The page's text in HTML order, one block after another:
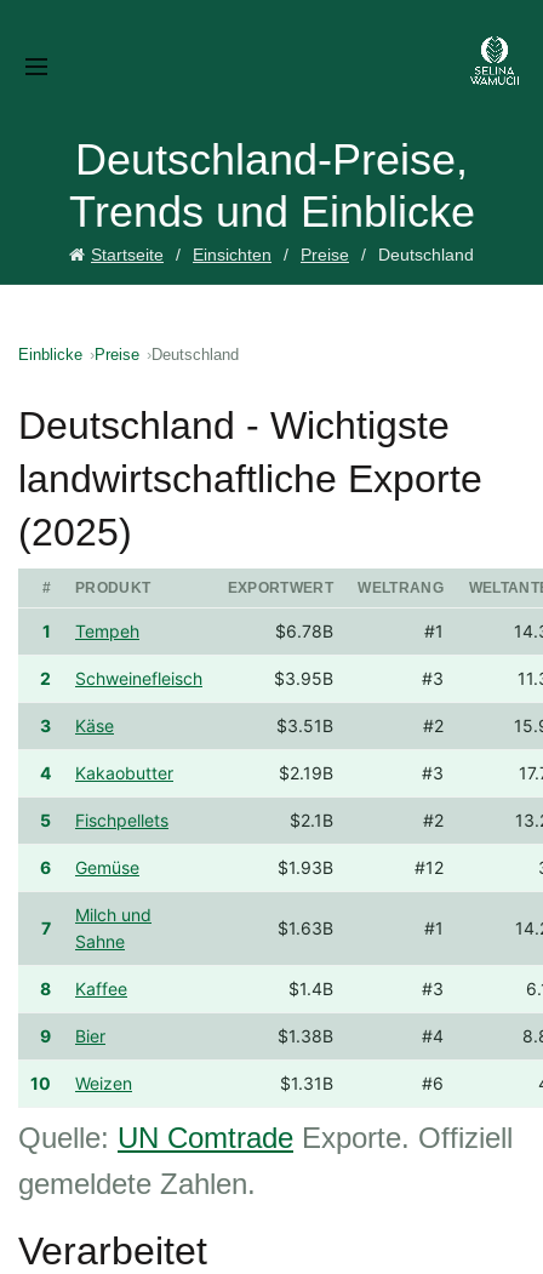
Deutschland-Preise,
Trends und Einblicke
Startseite Einsichten Preise Deutschland
Einblicke Preise Deutschland
Deutschland - Wichtigste
landwirtschaftliche Exporte
(2025)
# PRODUKT EXPORTWERT WELTRANG
1 Tempeh $6.78B #1
2 Schweinefleisch $3.95B #3
3 Käse $3.51B #2
4 Kakaobutter $2.19B #3
5 Fischpellets $2.1B #2
6 Gemüse $1.93B #12
7
Milch und
Sahne
$1.63B #1
8 Kaffee $1.4B #3
9 Bier $1.38B #4
10 Weizen $1.31B #6
Quelle: UN Comtrade Exporte. Offiziell
gemeldete Zahlen.
Verarbeitet